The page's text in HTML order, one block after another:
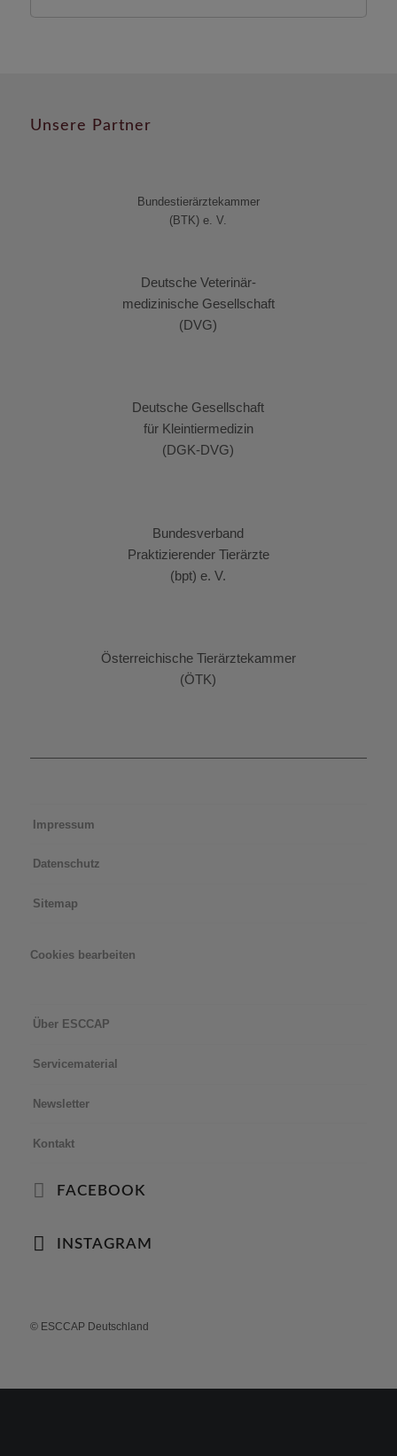
Unsere Partner
Bundestierärztekammer
(BTK) e. V.
Deutsche Veterinär-
medizinische Gesellschaft
(DVG)
Deutsche Gesellschaft
für Kleintiermedizin
(DGK-DVG)
Bundesverband
Praktizierender Tierärzte
(bpt) e. V.
Österreichische Tierärztekammer
(ÖTK)
Impressum
Datenschutz
Sitemap
Cookies bearbeiten
Über ESCCAP
Servicematerial
Newsletter
Kontakt
FACEBOOK
INSTAGRAM
© ESCCAP Deutschland